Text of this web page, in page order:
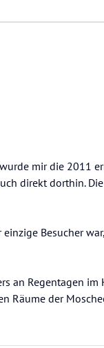
mir die 2011
direkt dorthin.
Besucher
an Regentagen im
Räume der